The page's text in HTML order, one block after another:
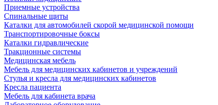
Приемные устройства
Спинальные щиты
Каталки для автомобилей скорой медицинской помощи
Транспортировочные боксы
Каталки гидравлические
Тракционные системы
Медицинская мебель
Мебель для медицинских кабинетов и учреждений
Стулья и кресла для медицинских кабинетов
Кресла пациента
Мебель для кабинета врача